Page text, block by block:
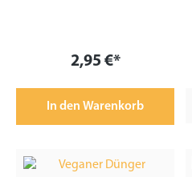
2,95 €*
In den Warenkorb